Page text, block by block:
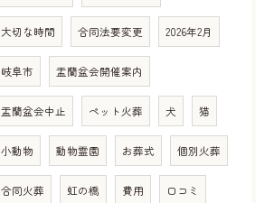
大切な時間 合同法要変更 2026年2月
岐阜市 盂蘭盆会開催案内
盂蘭盆会中止 ペット火葬 犬 猫
小動物 動物霊園 お葬式 個別火葬
合同火葬 虹の橋 費用 口コミ